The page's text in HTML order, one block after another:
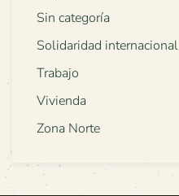
Sin categoría
Solidaridad internacional
Trabajo
Vivienda
Zona Norte